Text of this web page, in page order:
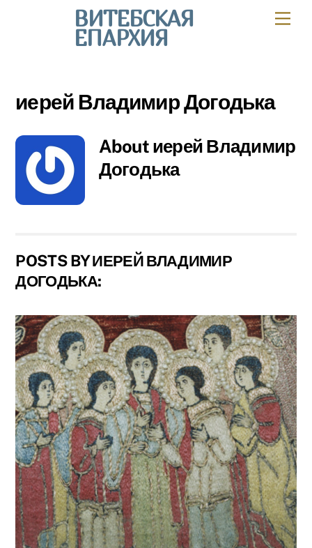
ВИТЕБСКАЯ
ЕПАРХИЯ
иерей Владимир Догодька
About иерей Владимир
Догодька
POSTS BY ИЕРЕЙ ВЛАДИМИР
ДОГОДЬКА: